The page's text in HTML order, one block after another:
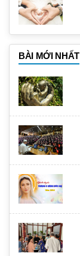
BÀI MỚI NHẤT